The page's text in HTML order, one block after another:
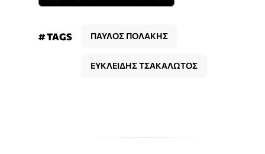
# TAGS ΠΑΥΛΟΣ ΠΟΛΑΚΗΣ
ΕΥΚΛΕΙΔΗΣ ΤΣΑΚΑΛΩΤΟΣ